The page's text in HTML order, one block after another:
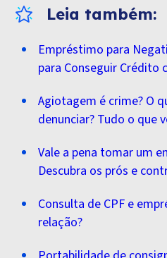
Empréstimo para
para Conseguir Crédito
Agiotagem é crime? O
denunciar? Tudo o que
Vale a pena tomar um
Descubra os prós e
Consulta de CPF e
relação?